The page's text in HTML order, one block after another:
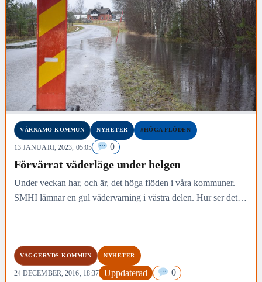
VÄRNAMO KOMMUN NYHETER #HÖGA FLÖDEN
13 JANUARI, 2023, 05:05 0
Förvärrat väderläge under helgen
Under veckan har, och är, det höga flöden i våra kommuner.
SMHI lämnar en gul vädervarning i västra delen. Hur ser det ut
VAGGERYDS KOMMUN NYHETER
24 DECEMBER, 2016, 18:37 Uppdaterad 0